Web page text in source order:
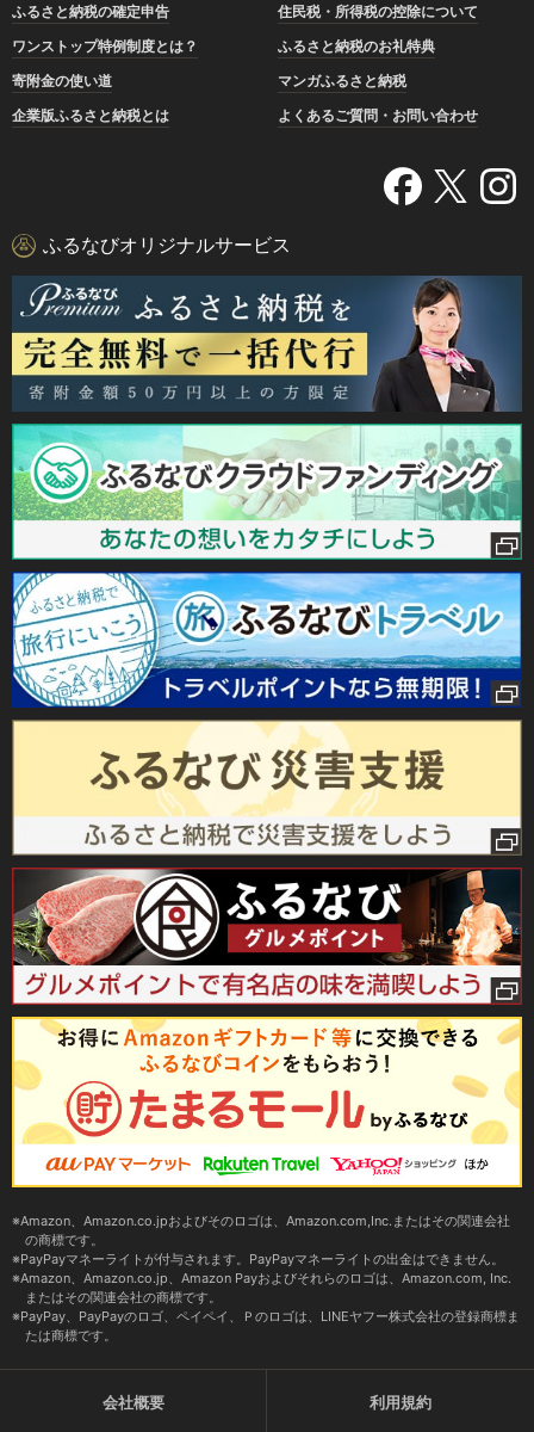
ふるさと納税の確定申告
住民税・所得税の控除について
ワンストップ特例制度とは？
ふるさと納税のお礼特典
寄附金の使い道
マンガふるさと納税
企業版ふるさと納税とは
よくあるご質問・お問い合わせ
ふるなびオリジナルサービス
Amazon、Amazon.co.jpおよびそのロゴは、Amazon.com,Inc.またはその関連会社
の商標です。
PayPayマネーライトが付与されます。PayPayマネーライトの出金はできません。
Amazon、Amazon.co.jp、Amazon Payおよびそれらのロゴは、Amazon.com, Inc.
またはその関連会社の商標です。
PayPay、PayPayのロゴ、ペイペイ、Ｐのロゴは、LINEヤフー株式会社の登録商標ま
たは商標です。
会社概要 利用規約